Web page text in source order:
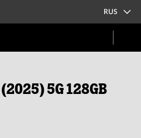
RUS
5G 128GB